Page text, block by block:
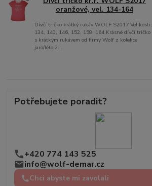
oranžové, vel. 134-164
Dívčí tričko krátký rukáv WOLF S2017 Velikosti:
134, 140, 146, 152, 158, 164 Krásné dívčí tričko
s krátkým rukávem od firmy Wolf z kolekce
jaro/léto 2...
Potřebujete poradit?
+420 774 143 525
info@wolf-demar.cz
Chci abyste mi zavolali